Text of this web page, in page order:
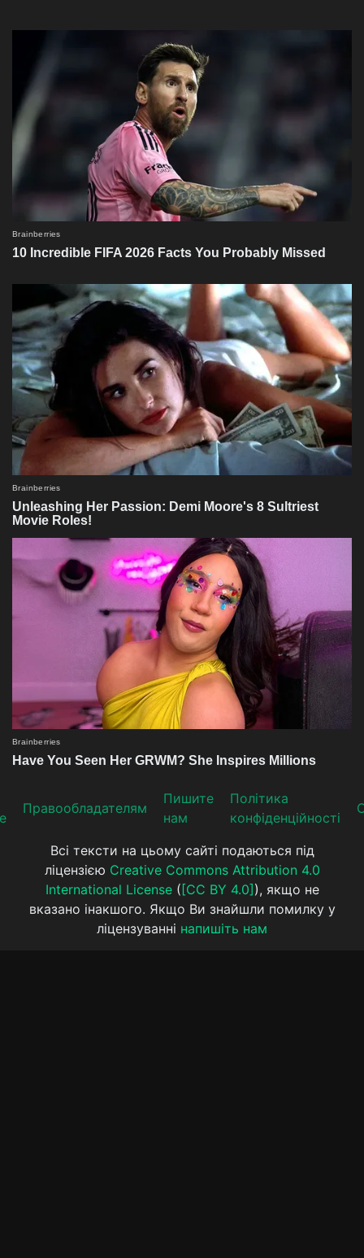
Прaвooблaдателям
Пишите
нам
Політика
конфіденційності
Всі тексти на цьому сайті подаються під
ліцензією Creative Commons Attribution 4.0
International License( [CC BY 4.0] ), якщо не
вказано інакшого. Якщо Ви знайшли помилку у
ліцензуванні напишіть нам